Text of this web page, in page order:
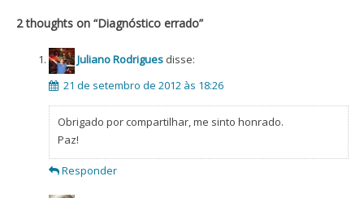
Post
2 thoughts on “Diagnóstico errado”
Juliano Rodrigues disse:
21 de setembro de 2012 às 18:26
Obrigado por compartilhar, me sinto honrado.
Paz!
Responder